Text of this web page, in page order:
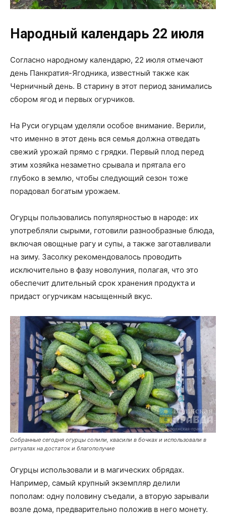
Народный календарь 22 июля
Согласно народному календарю, 22 июля отмечают
день Панкратия-Ягодника, известный также как
Черничный день. В старину в этот период занимались
сбором ягод и первых огурчиков.
На Руси огурцам уделяли особое внимание. Верили,
что именно в этот день вся семья должна отведать
свежий урожай прямо с грядки. Первый плод перед
этим хозяйка незаметно срывала и прятала его
глубоко в землю, чтобы следующий сезон тоже
порадовал богатым урожаем.
Огурцы пользовались популярностью в народе: их
употребляли сырыми, готовили разнообразные блюда,
включая овощные рагу и супы, а также заготавливали
на зиму. Засолку рекомендовалось проводить
исключительно в фазу новолуния, полагая, что это
обеспечит длительный срок хранения продукта и
придаст огурчикам насыщенный вкус.
Собранные сегодня огурцы солили, квасили в бочках и использовали в
ритуалах на достаток и благополучие
Огурцы использовали и в магических обрядах.
Например, самый крупный экземпляр делили
пополам: одну половину съедали, а вторую зарывали
возле дома, предварительно положив в него монету.